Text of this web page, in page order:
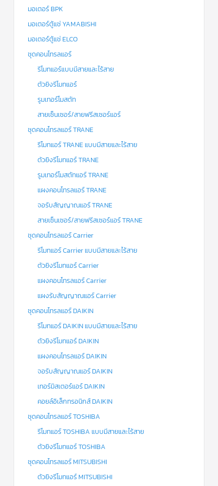
มอเตอร์ BPK
มอเตอร์ตู้แช่ YAMABISHI
มอเตอร์ตู้แช่ ELCO
ชุดคอนโทรลแอร์
รีโมทแอร์แบบมีสายและไร้สาย
ตัวยิงรีโมทแอร์
รูมเทอร์โมสตัท
สายเซ็นเซอร์/สายฟรีสเซอร์แอร์
ชุดคอนโทรลแอร์ TRANE
รีโมทแอร์ TRANE แบบมีสายและไร้สาย
ตัวยิงรีโมทแอร์ TRANE
รูมเทอร์โมสตัทแอร์ TRANE
แผงคอนโทรลแอร์ TRANE
จอรับสัญญาณแอร์ TRANE
สายเซ็นเซอร์/สายฟรีสเซอร์แอร์ TRANE
ชุดคอนโทรลแอร์ Carrier
รีโมทแอร์ Carrier แบบมีสายและไร้สาย
ตัวยิงรีโมทแอร์ Carrier
แผงคอนโทรลแอร์ Carrier
แผงรับสัญญาณแอร์ Carrier
ชุดคอนโทรลแอร์ DAIKIN
รีโมทแอร์ DAIKIN แบบมีสายและไร้สาย
ตัวยิงรีโมทแอร์ DAIKIN
แผงคอนโทรลแอร์ DAIKIN
จอรับสัญญาณแอร์ DAIKIN
เทอร์มิสเตอร์แอร์ DAIKIN
คอยล์อิเล็กทรอนิกส์ DAIKIN
ชุดคอนโทรลแอร์ TOSHIBA
รีโมทแอร์ TOSHIBA แบบมีสายและไร้สาย
ตัวยิงรีโมทแอร์ TOSHIBA
ชุดคอนโทรลแอร์ MITSUBISHI
ตัวยิงรีโมทแอร์ MITSUBISHI